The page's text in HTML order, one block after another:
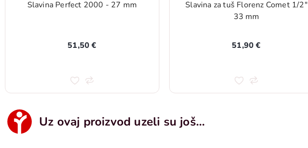
Slavina Perfect 2000 - 27 mm
51,50 €
Slavina za tuš Florenz Comet 1/2"
33 mm
51,90 €
Uz ovaj proizvod uzeli su još...